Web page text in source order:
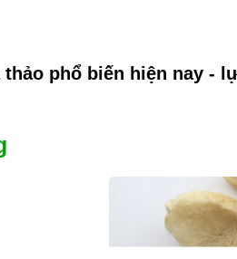
thảo phổ biến hiện nay -